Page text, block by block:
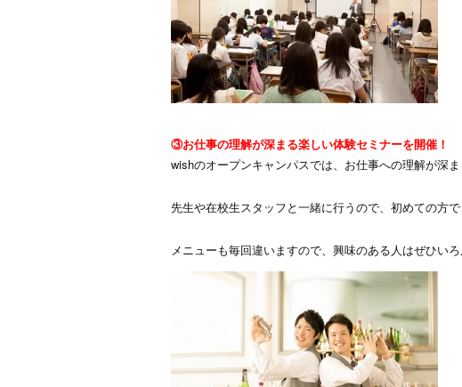
③お仕事の理解が深まる楽しい体験セミナーを開催！
wishのオープンキャンパスでは、お仕事への理解が深
先生や在校生スタッフと一緒に行うので、初めての方
メニューも毎回違いますので、興味のある人はぜひい